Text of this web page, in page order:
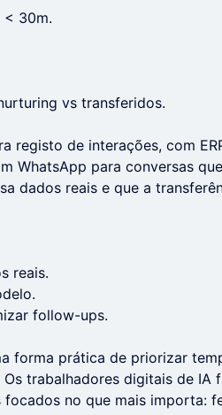
< 30m.
vs transferidos.
registo de interações, com
WhatsApp para conversas
dados reais e que a
reais.
follow-ups.
forma prática de priorizar
trabalhadores digitais de IA
no que mais importa: